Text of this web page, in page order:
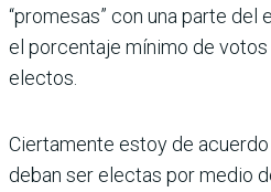
“promesas” con una parte
el porcentaje mínimo de
electos.
Ciertamente estoy de
deban ser electas por medio